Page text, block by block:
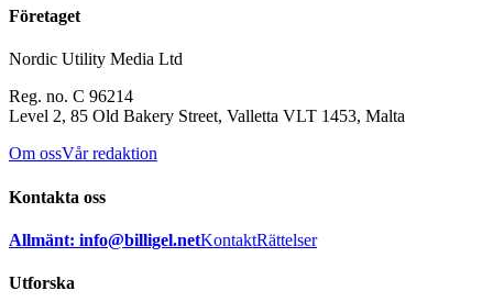
Företaget
Nordic Utility Media Ltd
Reg. no. C 96214
Level 2, 85 Old Bakery Street, Valletta VLT 1453, Malta
Om ossVår redaktion
Kontakta oss
Allmänt: info@billigel.netKontaktRättelser
Utforska